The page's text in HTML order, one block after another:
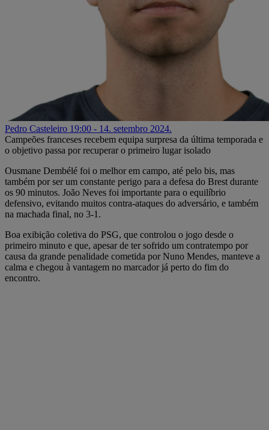
Pedro Casteleiro 19:00 - 14. setembro 2024.
Campeões franceses recebem equipa surpresa da última temporada e
o objetivo passa por recuperar o primeiro lugar isolado
Ousmane Dembélé foi o melhor em campo, até pelo bis, mas
também por ser um constante perigo para a defesa do Brest durante
os 90 minutos. João Neves foi importante para o equilíbrio
defensivo, evitando muitos contra-ataques do adversário, e também
na machada final, no 3-1.
Boa exibição coletiva do PSG, que controlou o jogo desde o
primeiro minuto e que, apesar de ter sofrido um contratempo por
causa da grande penalidade cometida por Nuno Mendes, manteve a
calma e chegou à vantagem no marcador já perto do fim do
encontro.